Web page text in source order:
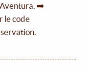
Aventura. ➡️
le code